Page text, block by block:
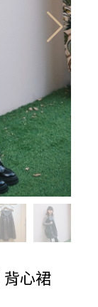
背心裙